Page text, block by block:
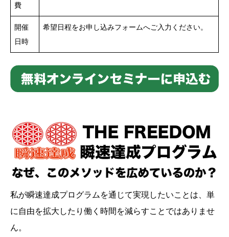
費
開催
日時
希望日程をお申し込みフォームへご入力ください。
私が瞬速達成プログラムを通じて実現したいことは、単
に自由を拡大したり働く時間を減らすことではありませ
ん。